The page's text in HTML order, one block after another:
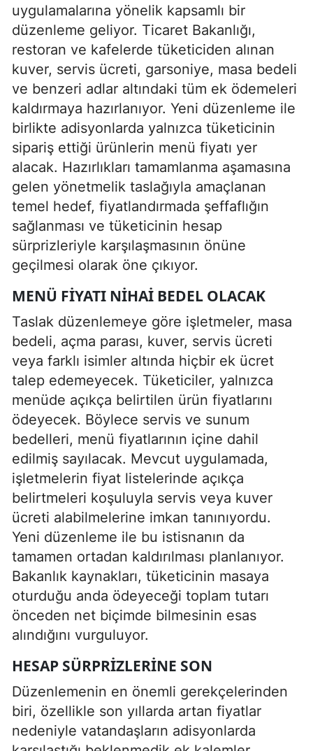
uygulamalarına yönelik kapsamlı bir
düzenleme geliyor. Ticaret Bakanlığı,
restoran ve kafelerde tüketiciden alınan
kuver, servis ücreti, garsoniye, masa bedeli
ve benzeri adlar altındaki tüm ek ödemeleri
kaldırmaya hazırlanıyor. Yeni düzenleme ile
birlikte adisyonlarda yalnızca tüketicinin
sipariş ettiği ürünlerin menü fiyatı yer
alacak. Hazırlıkları tamamlanma aşamasına
gelen yönetmelik taslağıyla amaçlanan
temel hedef, fiyatlandırmada şeffaflığın
sağlanması ve tüketicinin hesap
sürprizleriyle karşılaşmasının önüne
geçilmesi olarak öne çıkıyor.
MENÜ FIYATI NIHAI BEDEL OLACAK
Taslak düzenlemeye göre işletmeler, masa
bedeli, açma parası, kuver, servis ücreti
veya farklı isimler altında hiçbir ek ücret
talep edemeyecek. Tüketiciler, yalnızca
menüde açıkça belirtilen ürün fiyatlarını
ödeyecek. Böylece servis ve sunum
bedelleri, menü fiyatlarının içine dahil
edilmiş sayılacak. Mevcut uygulamada,
işletmelerin fiyat listelerinde açıkça
belirtmeleri koşuluyla servis veya kuver
ücreti alabilmelerine imkan tanınıyordu.
Yeni düzenleme ile bu istisnanın da
tamamen ortadan kaldırılması planlanıyor.
Bakanlık kaynakları, tüketicinin masaya
oturduğu anda ödeyeceği toplam tutarı
önceden net biçimde bilmesinin esas
alındığını vurguluyor.
HESAP SÜRPRIZLERINE SON
Düzenlemenin en önemli gerekçelerinden
biri, özellikle son yıllarda artan fiyatlar
nedeniyle vatandaşların adisyonlarda